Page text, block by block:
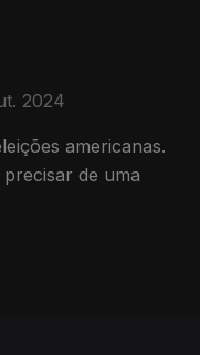
2024
americanas.
de uma